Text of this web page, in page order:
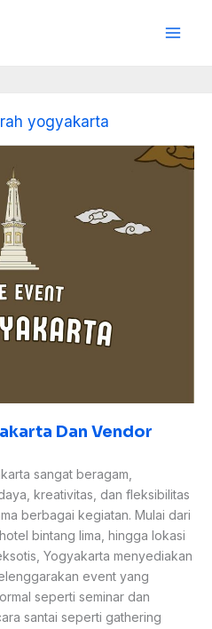
yogyakarta
Dan Vendor
sangat beragam,
kreativitas, dan fleksibilitas
berbagai kegiatan. Mulai dari
bintang lima, hingga lokasi
Yogyakarta menyediakan
event yang
seperti seminar dan
santai seperti gathering